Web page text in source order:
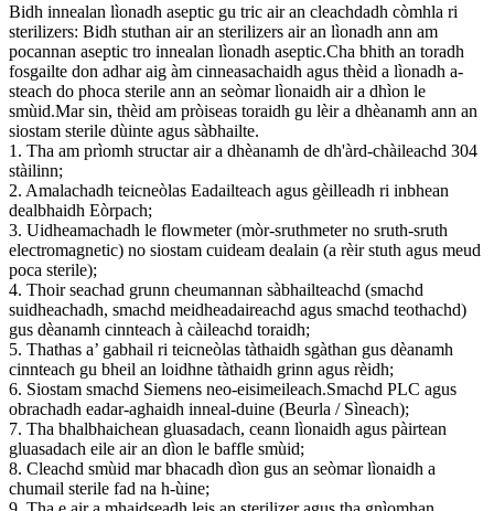
Bidh innealan lìonadh aseptic gu tric air an cleachdadh còmhla ri
sterilizers: Bidh stuthan air an sterilizers air an lìonadh ann am
pocannan aseptic tro innealan lìonadh aseptic.Cha bhith an toradh
fosgailte don adhar aig àm cinneasachaidh agus thèid a lìonadh a-
steach do phoca sterile ann an seòmar lìonaidh air a dhìon le
smùid.Mar sin, thèid am pròiseas toraidh gu lèir a dhèanamh ann an
siostam sterile dùinte agus sàbhailte.
1. Tha am prìomh structar air a dhèanamh de dh'àrd-chàileachd 304
stàilinn;
2. Amalachadh teicneòlas Eadailteach agus gèilleadh ri inbhean
dealbhaidh Eòrpach;
3. Uidheamachadh le flowmeter (mòr-sruthmeter no sruth-sruth
electromagnetic) no siostam cuideam dealain (a rèir stuth agus meud
poca sterile);
4. Thoir seachad grunn cheumannan sàbhailteachd (smachd
suidheachadh, smachd meidheadaireachd agus smachd teothachd)
gus dèanamh cinnteach à càileachd toraidh;
5. Thathas a’ gabhail ri teicneòlas tàthaidh sgàthan gus dèanamh
cinnteach gu bheil an loidhne tàthaidh grinn agus rèidh;
6. Siostam smachd Siemens neo-eisimeileach.Smachd PLC agus
obrachadh eadar-aghaidh inneal-duine (Beurla / Sìneach);
7. Tha bhalbhaichean gluasadach, ceann lìonaidh agus pàirtean
gluasadach eile air an dìon le baffle smùid;
8. Cleachd smùid mar bhacadh dìon gus an seòmar lìonaidh a
chumail sterile fad na h-ùine;